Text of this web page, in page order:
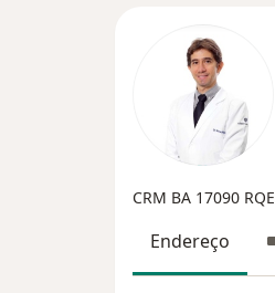
CRM BA 17090
Endereço